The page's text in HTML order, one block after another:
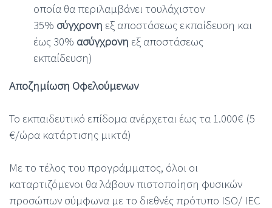
οποία θα περιλαμβάνει τουλάχιστον
35% σύγχρονη εξ αποστάσεως εκπαίδευση και
έως 30% ασύγχρονη εξ αποστάσεως
εκπαίδευση)
Αποζημίωση Οφελούμενων
Το εκπαιδευτικό επίδομα ανέρχεται έως τα 1.000€ (5
€/ώρα κατάρτισης μικτά)
Με το τέλος του προγράμματος, όλοι οι
καταρτιζόμενοι θα λάβουν πιστοποίηση φυσικών
προσώπων σύμφωνα με το διεθνές πρότυπο ISO/ IEC